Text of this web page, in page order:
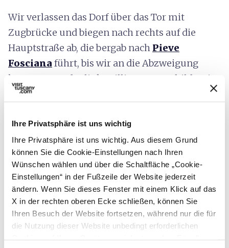
Ihre Privatsphäre ist uns wichtig
Ihre Privatsphäre ist uns wichtig. Aus diesem Grund
können Sie die Cookie-Einstellungen nach Ihren
Wünschen wählen und über die Schaltfläche „Cookie-
Einstellungen“ in der Fußzeile der Website jederzeit
ändern. Wenn Sie dieses Fenster mit einem Klick auf das
X in der rechten oberen Ecke schließen, können Sie
Ihren Besuch der Website fortsetzen, während nur die für
die Nutzung dieser Website unbedingt erforderlichen
Wir verlassen das Dorf über das Tor mit
Zugbrücke und biegen nach rechts auf die
Hauptstraße ab, die bergab nach Pieve
Fosciana führt, bis wir an die Abzweigung
kommen, an der links Sillico ausgeschildert ist.
Wir folgen dieser Straße etwa 1,5 km, bis wir
mit den Schildern 'Agriturismo Ai Frati' und
'Campeggio La Piella' beschildert ist. Zunächst
geht es über eine falsche Ebene und dann
bergab, wobei wir uns links halten und so das
Kloster San Giuseppe auf dem Hügel Colle dei
Cappuccini erreichen und zurück nach
Castelnuovogelangen.